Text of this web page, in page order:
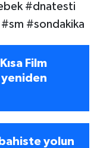
#dnatesti
#sondakika
Film
yeniden
bahiste yolun